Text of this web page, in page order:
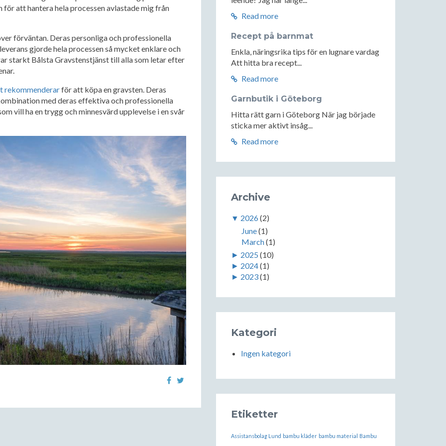
att hantera hela processen avlastade mig från
förväntan. Deras personliga och professionella
gjorde hela processen så mycket enklare och
starkt Bålsta Gravstenstjänst till alla som letar efter
rekommenderarför att köpa en gravsten. Deras
med deras effektiva och professionella
vill ha en trygg och minnesvärd upplevelse i en svår
Read more
Recept på barnmat
Enkla, näringsrika tips för en lugnare vardag
Att hitta bra recept...
Read more
Garnbutik i Göteborg
Hitta rätt garn i Göteborg När jag började
sticka mer aktivt insåg...
Read more
Archive
▼ 2026(2)
June(1)
March(1)
► 2025 (10)
► 2024(1)
► 2023(1)
Kategori
Ingen kategori
Etiketter
Assistansbolag Lund bambu kläder bambu material Bambu